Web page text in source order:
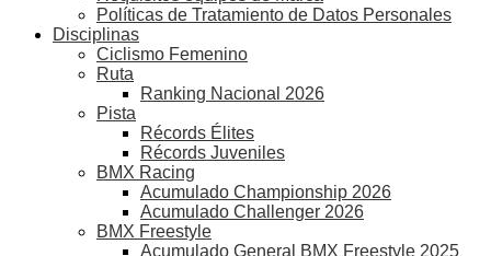
Políticas de Tratamiento de Datos Personales
Disciplinas
Ciclismo Femenino
Ruta
Ranking Nacional 2026
Pista
Récords Élites
Récords Juveniles
BMX Racing
Acumulado Championship 2026
Acumulado Challenger 2026
BMX Freestyle
Acumulado General BMX Freestyle 2025